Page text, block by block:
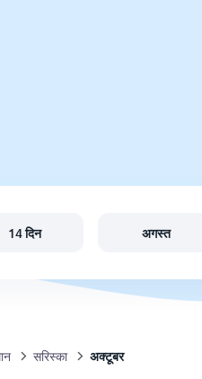
14 दिन अगस्त
सरिस्का अक्टूबर